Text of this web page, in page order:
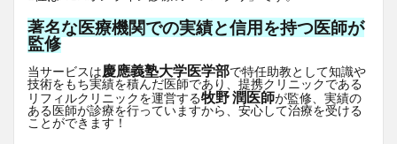
著名な医療機関での実績と信用を持つ医師が
監修
当サービスは慶應義塾大学医学部で特任助教として知識や
技術をもち実績を積んだ医師であり、提携クリニックである
リフィルクリニックを運営する牧野 潤医師が監修、実績の
ある医師が診療を行っていますから、安心して治療を受ける
ことができます！